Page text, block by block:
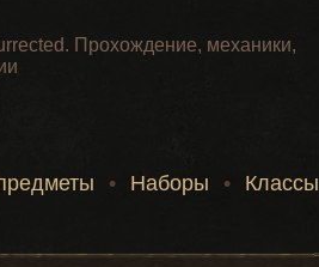
Прохождение, механики,
• Наборы • Классы